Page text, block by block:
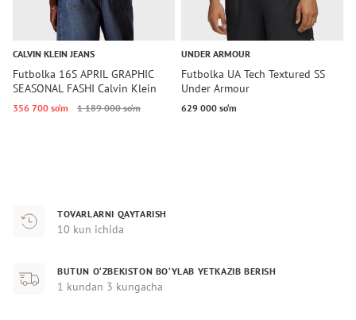
CALVIN KLEIN JEANS
Futbolka 16S APRIL GRAPHIC
SEASONAL FASHI Calvin Klein
Jeans
356 700 so‘m 1 189 000 so‘m
UNDER ARMOUR
Futbolka UA Tech Textured SS
Under Armour
629 000 so‘m
TOVARLARNI QAYTARISH
10 kun ichida
BUTUN O‘ZBEKISTON BO‘YLAB YETKAZIB BERISH
1 kundan 3 kungacha